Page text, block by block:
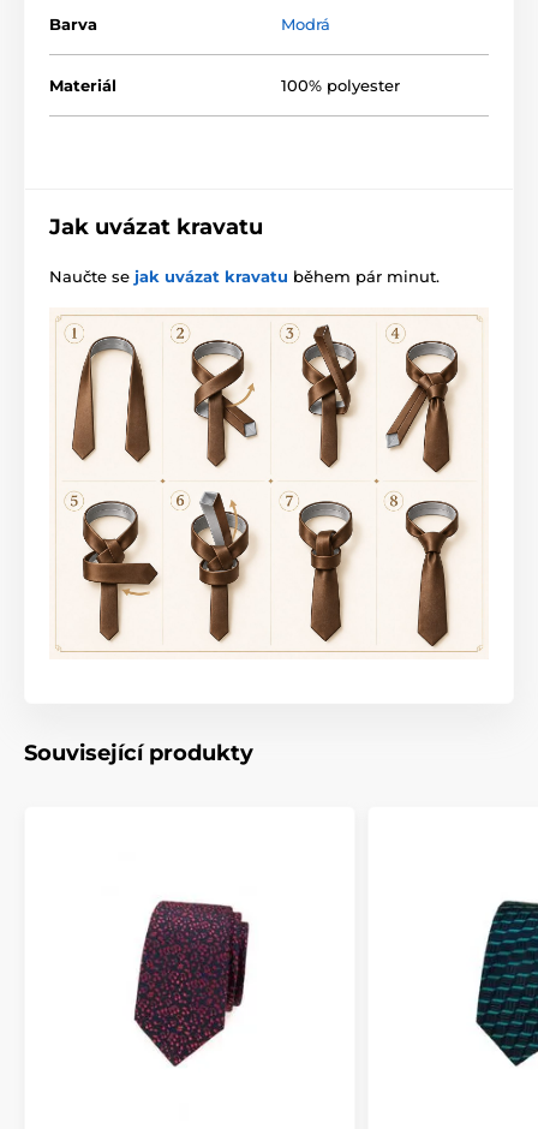
Barva Modrá
Materiál 100% polyester
Jak uvázat kravatu
Naučte se jak uvázat kravatu během pár minut.
Související produkty